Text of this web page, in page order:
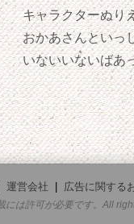
キャラクターぬり
おかあさんといっ
いないいないばあ
運営会社
広告に関する
には許可が必要です。All